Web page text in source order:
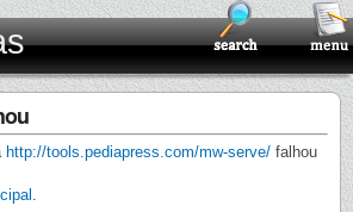
http://tools.pediapress.com/mw-serve/ falhou
.